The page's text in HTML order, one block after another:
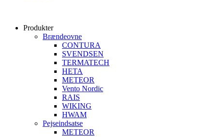
Produkter
Brændeovne
CONTURA
SVENDSEN
TERMATECH
HETA
METEOR
Vento Nordic
RAIS
WIKING
HWAM
Pejseindsatse
METEOR